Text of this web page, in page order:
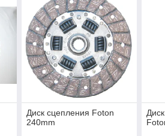
Диск сцепления Foton
240mm